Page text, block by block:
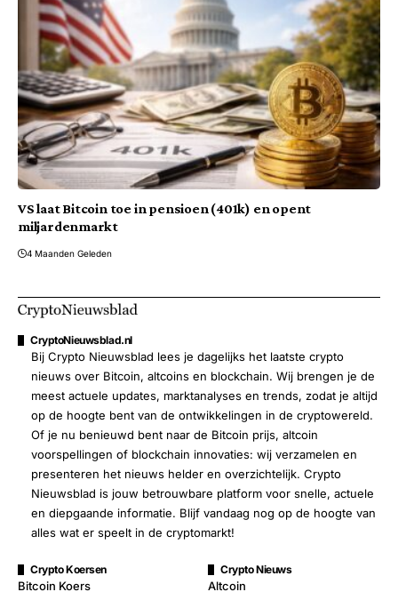
VS laat Bitcoin toe in pensioen (401k) en opent
miljardenmarkt
4 Maanden Geleden
CryptoNieuwsblad.nl
Bij Crypto Nieuwsblad lees je dagelijks het laatste crypto
nieuws over Bitcoin, altcoins en blockchain. Wij brengen je de
meest actuele updates, marktanalyses en trends, zodat je altijd
op de hoogte bent van de ontwikkelingen in de cryptowereld.
Of je nu benieuwd bent naar de Bitcoin prijs, altcoin
voorspellingen of blockchain innovaties: wij verzamelen en
presenteren het nieuws helder en overzichtelijk. Crypto
Nieuwsblad is jouw betrouwbare platform voor snelle, actuele
en diepgaande informatie. Blijf vandaag nog op de hoogte van
alles wat er speelt in de cryptomarkt!
Crypto Koersen
Bitcoin Koers
Crypto Nieuws
Altcoin